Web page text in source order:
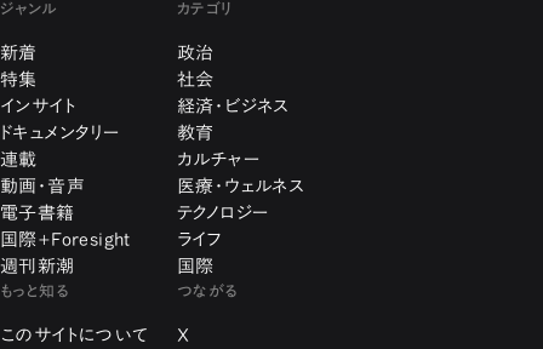
ジャンル
新着
特集
インサイト
ドキュメンタリー
連載
動画・音声
電子書籍
国際+Foresight
週刊新潮
カテゴリ
政治
社会
経済・ビジネス
教育
カルチャー
医療・ウェルネス
テクノロジー
ライフ
国際
もっと知る
このサイトについて
つながる
X